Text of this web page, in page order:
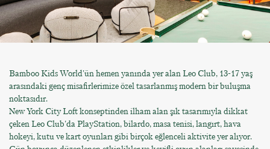
Bamboo Kids World'ün hemen yanında yer alan Leo Club, 13-17 yaş
arasındaki genç misafirlerimize özel tasarlanmış modern bir buluşma
noktasıdır.
New York City Loft konseptinden ilham alan şık tasarımıyla dikkat
çeken Leo Club'da PlayStation, bilardo, masa tenisi, langırt, hava
hokeyi, kutu ve kart oyunları gibi birçok eğlenceli aktivite yer alıyor.